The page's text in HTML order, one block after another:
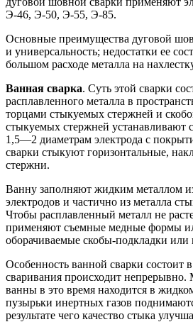
Э-46, Э-50, Э-55, Э-85.
Основные преимущества дуговой
и универсальность; недостатки ее
большом расходе металла на
Ванная сварка. Суть этой сварки
расплавленного металла в
торцами стыкуемых стержней и
стыкуемых стержней устанавливают
1,5—2 диаметрам электрода с
сварки стыкуют горизонтальные,
стержни.
Ванну заполняют жидким металлом
электродов и частично из металла
Чтобы расплавленный металл не
применяют съемные медные формы
оборачиваемые скобы-подкладки или
Особенность ванной сварки состоит
сваривания происходит непрерывно.
ванны в это время находится в
пузырьки инертных газов
результате чего качество стыка